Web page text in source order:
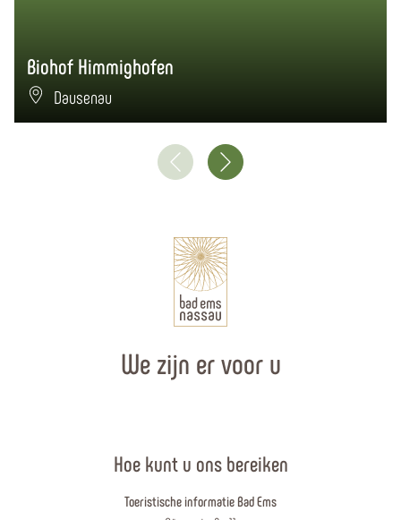
Biohof Himmighofen
Dausenau
We zijn er voor u
Hoe kunt u ons bereiken
Toeristische informatie Bad Ems